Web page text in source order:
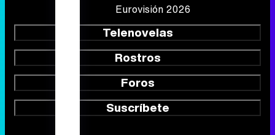
Eurovisión 2026
Telenovelas
Rostros
Foros
Suscríbete